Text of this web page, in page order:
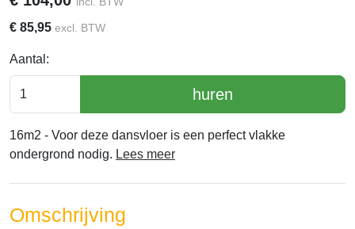
€ 85,95 excl. BTW
Aantal:
huren
16m2 - Voor deze dansvloer is een perfect vlakke
ondergrond nodig. Lees meer
Omschrijving